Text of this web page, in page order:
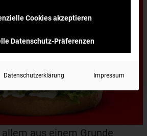
aus einem Grunde
Cookies akzeptieren
Datenschutz-Präferenzen
Datenschutzerklärung Impressum